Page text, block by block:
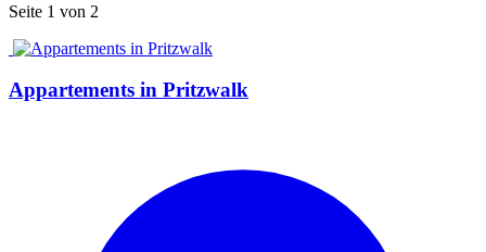
Seite 1 von 2
Appartements in Pritzwalk